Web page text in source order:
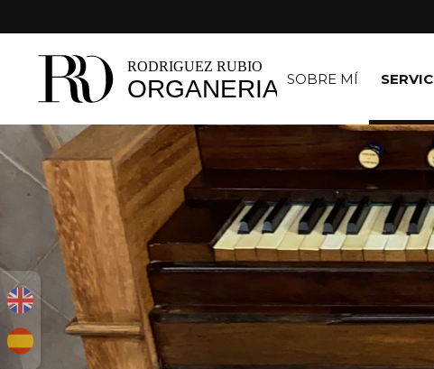
SOBRE MÍ